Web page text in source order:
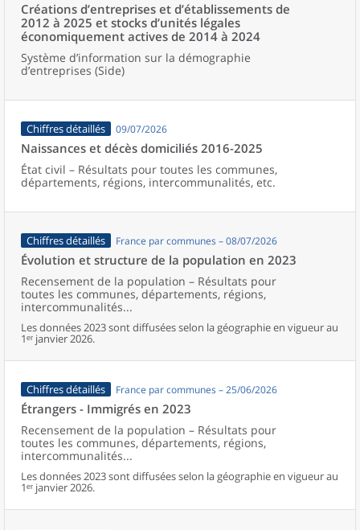
Créations d’entreprises et d’établissements de
2012 à 2025 et stocks d’unités légales
économiquement actives de 2014 à 2024
Système d’information sur la démographie
d’entreprises (Side)
Chiffres détaillés 09/07/2026
Naissances et décès domiciliés 2016-2025
État civil – Résultats pour toutes les communes,
départements, régions, intercommunalités, etc.
Chiffres détaillés France par communes – 08/07/2026
Évolution et structure de la population en 2023
Recensement de la population – Résultats pour
toutes les communes, départements, régions,
intercommunalités...
Les données 2023 sont diffusées selon la géographie en vigueur au
1ᵉʳ janvier 2026.
Chiffres détaillés France par communes – 25/06/2026
Étrangers - Immigrés en 2023
Recensement de la population – Résultats pour
toutes les communes, départements, régions,
intercommunalités...
Les données 2023 sont diffusées selon la géographie en vigueur au
1ᵉʳ janvier 2026.